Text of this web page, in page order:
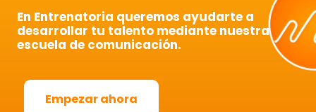
En Entrenatoria queremos ayudarte a
desarrollar tu talento mediante nuestra
escuela de comunicación.
Empezar ahora